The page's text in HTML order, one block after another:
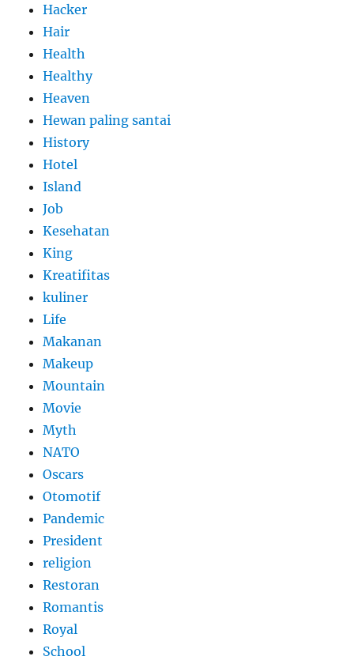
Hacker
Hair
Health
Healthy
Heaven
Hewan paling santai
History
Hotel
Island
Job
Kesehatan
King
Kreatifitas
kuliner
Life
Makanan
Makeup
Mountain
Movie
Myth
NATO
Oscars
Otomotif
Pandemic
President
religion
Restoran
Romantis
Royal
School